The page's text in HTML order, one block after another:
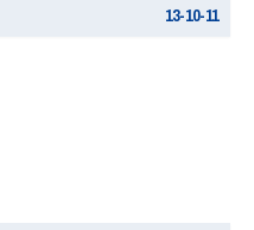
13-10-11